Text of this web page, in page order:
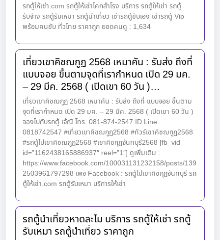
รถตู้ให้เช่า.com รถตู้ให้เช่าโคกสำโรง บริการ รถตู้ให้เช่า รถตู้
รับจ้าง รถตู้รับเหมา รถตู้นำเที่ยว เช่ารถตู้ขับเอง เช่ารถตู้ Vip
พร้อมคนขับ ทั่วไทย ราคาถูก ยอดคนดู : 1,634
เที่ยวเขาคิชฌกูฏ 2568 เหมาคัน : รับส่ง ถึงที่
แบบจอย ขึ้นตามจุดที่เรากำหนด เปิด 29 มค.
– 29 มีค. 2568 ( เปิดเขา 60 วัน )…
เที่ยวเขาคิชฌกูฏ 2568 เหมาคัน : รับส่ง ถึงที่ แบบจอย ขึ้นตาม
จุดที่เรากำหนด เปิด 29 มค. – 29 มีค. 2568 ( เปิดเขา 60 วัน )
จองไปกับรถตู้ เจ้ณี โทร. 081-874-2547 ID Line :
0818742547 #เที่ยวเขาคิชฌกูฏ2568 #ทัวร์เขาคิชฌกูฏ2568
#รถตู้ไปเขาคิชฌกูฏ2568 #เขาคิชกุฏจันทบุรี2568 [fb_vid
id=”1162438165886937″ reel=”1″] ดูเพิ่มเติม :
https://www.facebook.com/100031131232158/posts/139
2503961797298 เพจ Facebook : รถตู้ไปเขาคิชกุฏจันทบุรี รถ
ตู้ให้เช่า.com รถตู้รับเหมา บริการให้เช่า
รถตู้นำเที่ยวหาดละไม บริการ รถตู้ให้เช่า รถตู้
รับเหมา รถตู้นำเที่ยว ราคาถูก